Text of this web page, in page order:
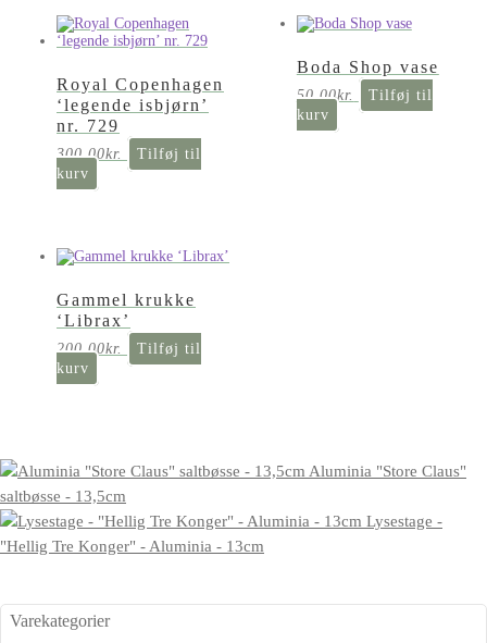
Royal Copenhagen
‘legende isbjørn’
nr. 729
300,00kr.
Tilføj til
kurv
Boda Shop vase
50,00kr.
Tilføj til
kurv
Gammel krukke
‘Librax’
200,00kr.
Tilføj til
kurv
Aluminia "Store Claus"
saltbøsse - 13,5cm
Lysestage -
"Hellig Tre Konger" - Aluminia - 13cm
Varekategorier